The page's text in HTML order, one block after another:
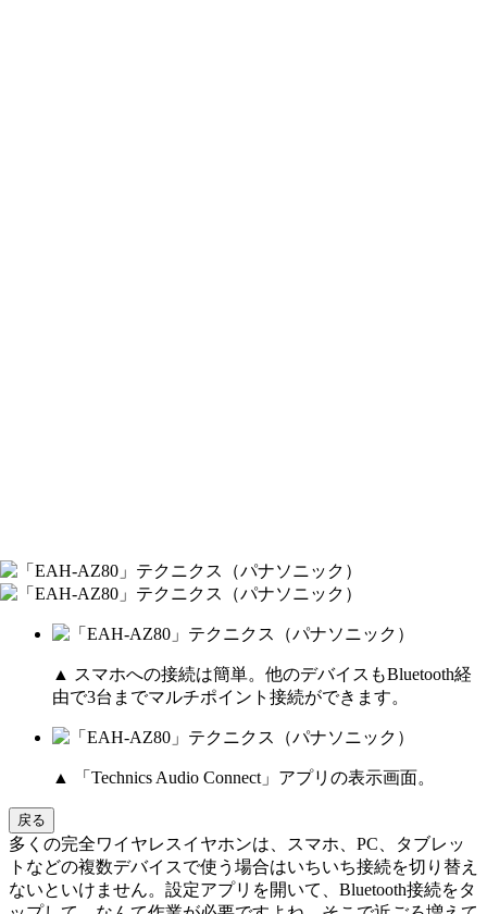
▲ スマホへの接続は簡単。他のデバイスもBluetooth経
由で3台までマルチポイント接続ができます。
▲ 「Technics Audio Connect」アプリの表示画面。
戻る
多くの完全ワイヤレスイヤホンは、スマホ、PC、タブレッ
トなどの複数デバイスで使う場合はいちいち接続を切り替え
ないといけません。設定アプリを開いて、Bluetooth接続をタ